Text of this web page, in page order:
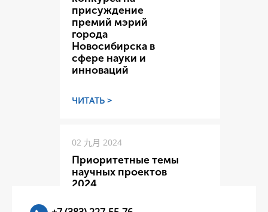
присуждение
премий мэрий
города
Новосибирска в
сфере науки и
инноваций
ЧИТАТЬ >
02 九月 2024
Приоритетные темы
научных проектов
2024